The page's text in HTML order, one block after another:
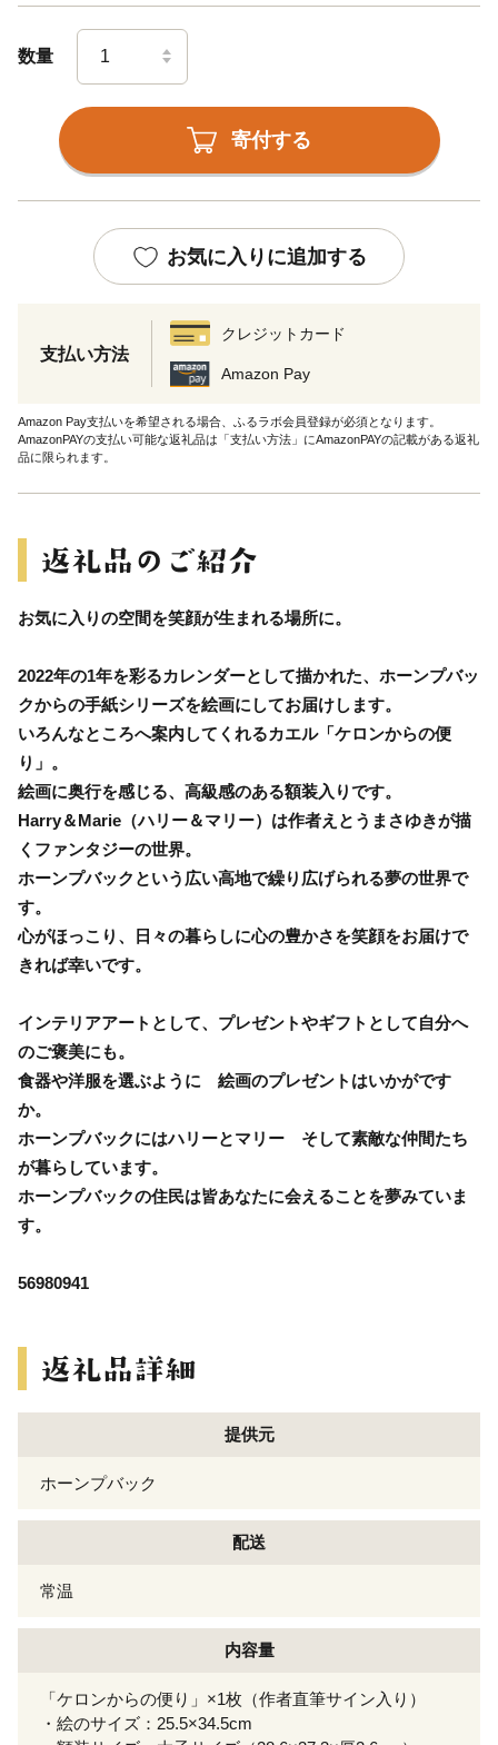
数量
寄付する
お気に入りに追加する
支払い方法
クレジットカード
Amazon Pay
Amazon Pay支払いを希望される場合、ふるラボ会員登録が必須となります。
AmazonPAYの支払い可能な返礼品は「支払い方法」にAmazonPAYの記載がある返礼
品に限られます。
お気に入りの空間を笑顔が生まれる場所に。
2022年の1年を彩るカレンダーとして描かれた、ホーンプバッ
クからの手紙シリーズを絵画にしてお届けします。
いろんなところへ案内してくれるカエル「ケロンからの便
り」。
絵画に奥行を感じる、高級感のある額装入りです。
Harry＆Marie（ハリー＆マリー）は作者えとうまさゆきが描
くファンタジーの世界。
ホーンプバックという広い高地で繰り広げられる夢の世界で
す。
心がほっこり、日々の暮らしに心の豊かさを笑顔をお届けで
きれば幸いです。
インテリアアートとして、プレゼントやギフトとして自分へ
のご褒美にも。
食器や洋服を選ぶように 絵画のプレゼントはいかがです
か。
ホーンプバックにはハリーとマリー そして素敵な仲間たち
が暮らしています。
ホーンプバックの住民は皆あなたに会えることを夢みていま
す。
56980941
提供元
ホーンプバック
配送
常温
内容量
「ケロンからの便り」×1枚（作者直筆サイン入り）
・絵のサイズ：25.5×34.5cm